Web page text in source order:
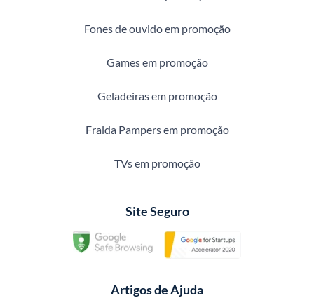
Fones de ouvido em promoção
Games em promoção
Geladeiras em promoção
Fralda Pampers em promoção
TVs em promoção
Site Seguro
Artigos de Ajuda